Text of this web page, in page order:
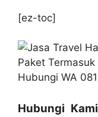
[ez-toc]
Hubungi